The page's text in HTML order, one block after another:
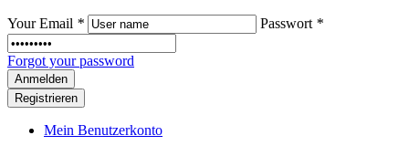
Your Email * Passwort *
Forgot your password
Registrieren
Mein Benutzerkonto